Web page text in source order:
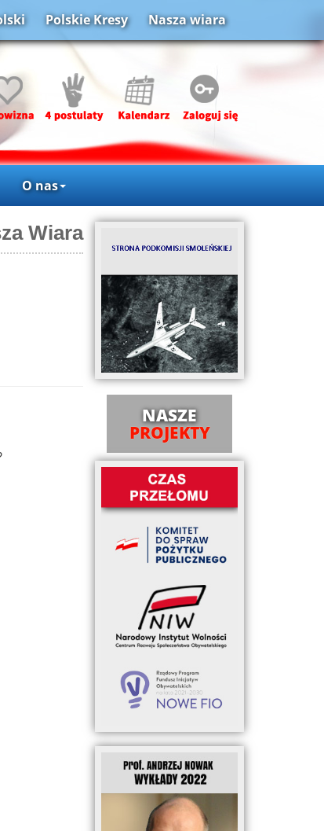
Polskie Kresy Nasza wiara
O nas
Wiara
NASZE
PROJEKTY